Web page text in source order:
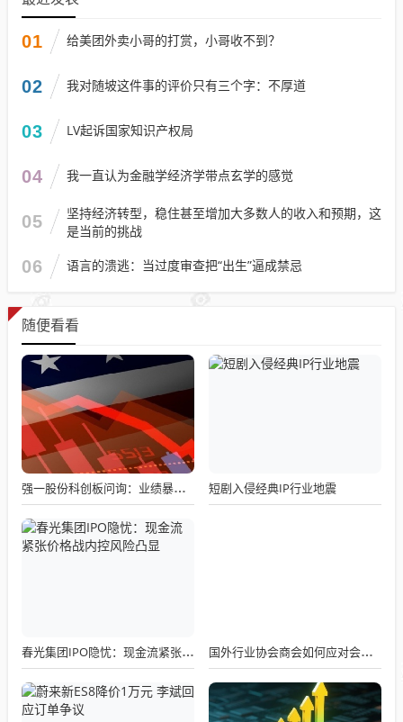
01 给美团外卖小哥的打赏，小哥收不到？
02 我对随坡这件事的评价只有三个字：不厚道
03 LV起诉国家知识产权局
04 我一直认为金融学经济学带点玄学的感觉
05
坚持经济转型，稳住甚至增加大多数人的收入和预期，这
是当前的挑战
06 语言的溃逃：当过度审查把“出生”逼成禁忌
随便看看
强一股份科创板问询：业绩暴涨11倍，股权架构暗藏啥玄机？ 短剧入侵经典IP行业地震
春光集团IPO隐忧：现金流紧张价格战内控风险凸显 国外行业协会商会如何应对会员制挑战